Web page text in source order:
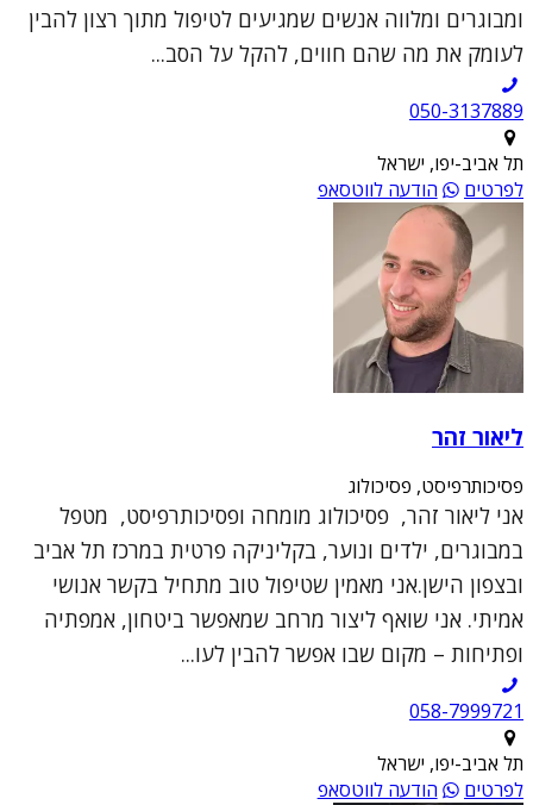
ומבוגרים ומלווה אנשים שמגיעים לטיפול מתוך רצון להבין
לעומק את מה שהם חווים, להקל על הסב...
050-3137889
תל אביב-יפו, ישראל
לפרטים
הודעה לווטסאפ
ליאור זהר
פסיכותרפיסט, פסיכולוג
אני ליאור זהר, פסיכולוג מומחה ופסיכותרפיסט, מטפל
במבוגרים, ילדים ונוער, בקליניקה פרטית במרכז תל אביב
ובצפון הישן.אני מאמין שטיפול טוב מתחיל בקשר אנושי
אמיתי. אני שואף ליצור מרחב שמאפשר ביטחון, אמפתיה
ופתיחות – מקום שבו אפשר להבין לעו...
תל אביב-יפו, ישראל
לפרטים
הודעה לווטסאפ